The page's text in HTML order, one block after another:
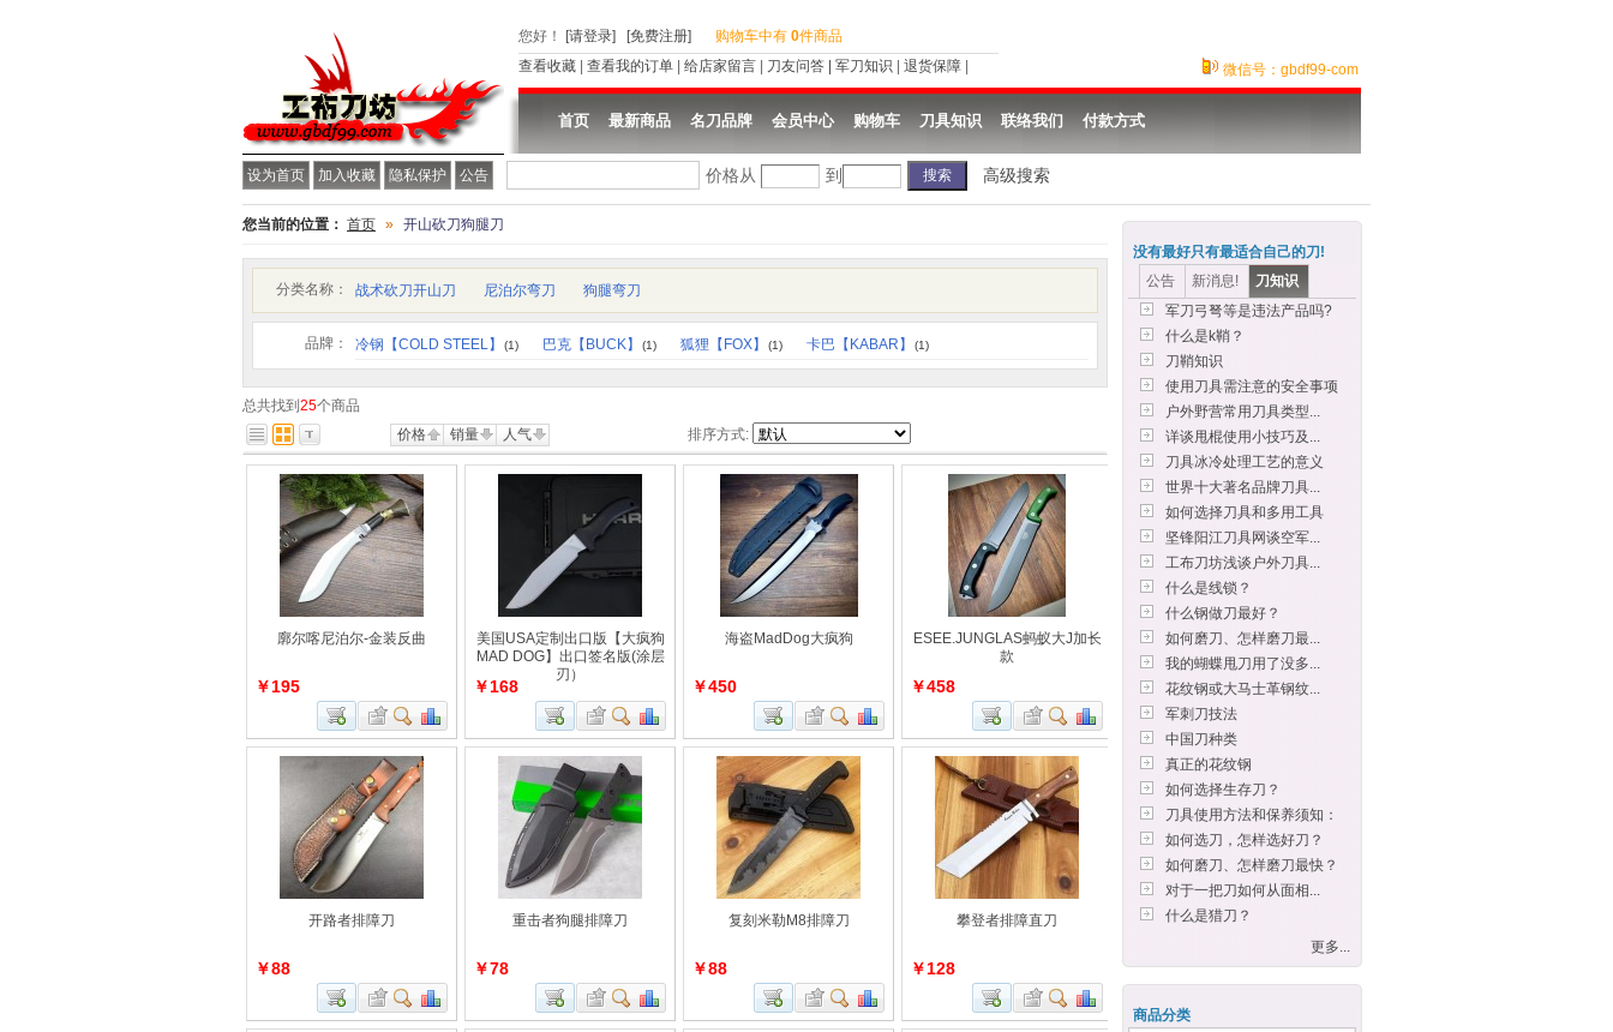
设为首页 加入收藏 隐私保护 公告
您好 ！ [请登录] [免费注册] 购物车中有 0件商品
微信号：gbdf99-com
查看收藏 查看我的订单 给店家留言 刀友问答 军刀知识 退货保障
首页 最新商品 名刀品牌 会员中心 购物车 刀具知识 联络我们 付款方式
价格从 到 高级搜索
您当前的位置： 首页 » 开山砍刀狗腿刀
分类名称： 战术砍刀开山刀 尼泊尔弯刀 狗腿弯刀
品牌： 冷钢【COLD STEEL】 (1) 巴克【BUCK】 (1) 狐狸【FOX】 (1) 卡巴【KABAR】 (1)
总共找到 25个商品
价格
销量 人气 排序方式:
廓‮喀尔‬尼泊尔-金装反曲
￥195
美国USA定制出口版【大疯狗
MAD DOG】出口签名版(涂层
刃）
￥168
海盗MadDog大疯狗
￥450
ESEE.JUNGLAS蚂蚁大J加长
款
￥458
开路者排障刀
￥88
重击者狗腿排障刀
￥78
复刻米勒M8排障刀
￥88
攀登者排障直刀
￥128
没有最好只有最适合自己的刀!
公告
新消息!
刀知识
军刀弓弩等是违法产品吗?
什么是k鞘？
刀鞘知识
使用刀具需注意的安全事项
户外野营常用刀具类型...
详谈甩棍使用小技巧及...
刀具冰冷处理工艺的意义
世界十大著名品牌刀具...
如何选择刀具和多用工具
坚锋阳江刀具网谈空军...
工布刀坊浅谈户外刀具...
什么是线锁？
什么钢做刀最好？
如何磨刀、怎样磨刀最...
我的蝴蝶甩刀用了没多...
花纹钢或大马士革钢纹...
军刺刀技法
中国刀种类
真正的花纹钢
如何选择生存刀？
刀具使用方法和保养须知：
如何选刀，怎样选好刀？
如何磨刀、怎样磨刀最快？
对于一把刀如何从面相...
什么是猎刀？
更多...
商品分类